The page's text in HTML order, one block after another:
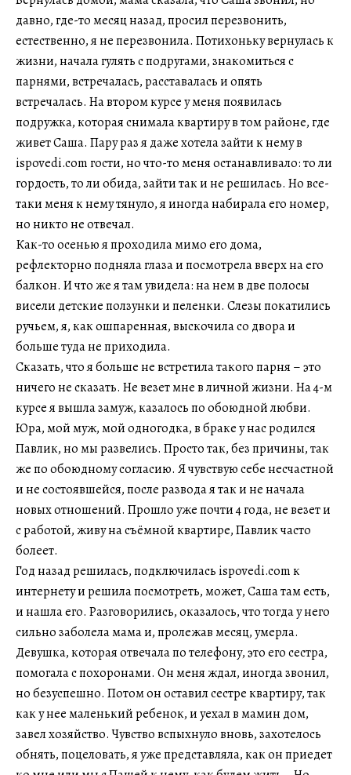
давно, где-то месяц назад, просил перезвонить,
естественно, я не перезвонила. Потихоньку вернулась к
жизни, начала гулять с подругами, знакомиться с
парнями, встречалась, расставалась и опять
встречалась. На втором курсе у меня появилась
подружка, которая снимала квартиру в том районе, где
живет Саша. Пару раз я даже хотела зайти к нему в
ispovedi.com гости, но что-то меня останавливало: то ли
гордость, то ли обида, зайти так и не решилась. Но все-
таки меня к нему тянуло, я иногда набирала его номер,
но никто не отвечал.
Как-то осенью я проходила мимо его дома,
рефлекторно подняла глаза и посмотрела вверх на его
балкон. И что же я там увидела: на нем в две полосы
висели детские ползунки и пеленки. Слезы покатились
ручьем, я, как ошпаренная, выскочила со двора и
больше туда не приходила.
Сказать, что я больше не встретила такого парня – это
ничего не сказать. Не везет мне в личной жизни. На 4-м
курсе я вышла замуж, казалось по обоюдной любви.
Юра, мой муж, мой одногодка, в браке у нас родился
Павлик, но мы развелись. Просто так, без причины, так
же по обоюдному согласию. Я чувствую себе несчастной
и не состоявшейся, после развода я так и не начала
новых отношений. Прошло уже почти 4 года, не везет и
с работой, живу на съёмной квартире, Павлик часто
болеет.
Год назад решилась, подключилась ispovedi.com к
интернету и решила посмотреть, может, Саша там есть,
и нашла его. Разговорились, оказалось, что тогда у него
сильно заболела мама и, пролежав месяц, умерла.
Девушка, которая отвечала по телефону, это его сестра,
помогала с похоронами. Он меня ждал, иногда звонил,
но безуспешно. Потом он оставил сестре квартиру, так
как у нее маленький ребенок, и уехал в мамин дом,
завел хозяйство. Чувство вспыхнуло вновь, захотелось
обнять, поцеловать, я уже представляла, как он приедет